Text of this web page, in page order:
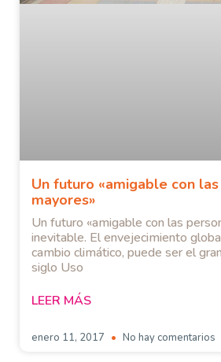
Un futuro «amigable con
mayores»
Un futuro «amigable con las
inevitable. El envejecimiento
cambio climático, puede ser el
siglo Uso
LEER MÁS
enero 11, 2017 No hay comentarios